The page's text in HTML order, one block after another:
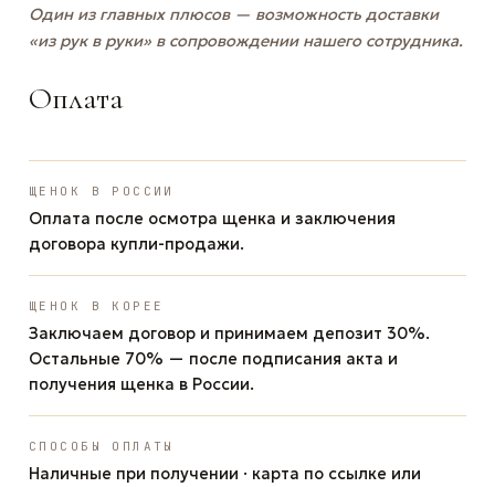
Один из главных плюсов — возможность доставки
«из рук в руки» в сопровождении нашего сотрудника.
Оплата
ЩЕНОК В РОССИИ
Оплата после осмотра щенка и заключения
договора купли-продажи.
ЩЕНОК В КОРЕЕ
Заключаем договор и принимаем депозит 30%.
Остальные 70% — после подписания акта и
получения щенка в России.
СПОСОБЫ ОПЛАТЫ
Наличные при получении · карта по ссылке или